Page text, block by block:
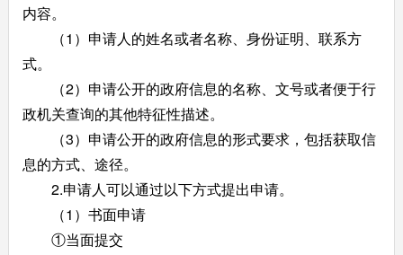
内容。
（1）申请人的姓名或者名称、身份证明、联系方
式。
（2）申请公开的政府信息的名称、文号或者便于行
政机关查询的其他特征性描述。
（3）申请公开的政府信息的形式要求，包括获取信
息的方式、途径。
2.申请人可以通过以下方式提出申请。
（1）书面申请
①当面提交